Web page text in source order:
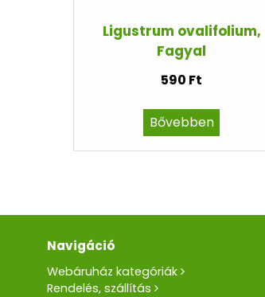
Ligustrum ovalifolium,
Fagyal
590 Ft
Bővebben
Navigáció
Webáruház kategóriák
Rendelés, szállítás